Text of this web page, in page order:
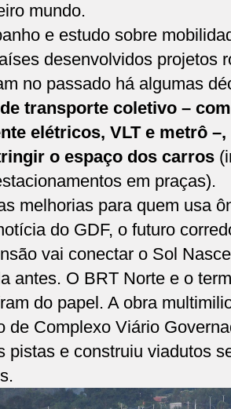
mundo.
e estudo sobre
desenvolvidos projetos
no passado há algumas
transporte coletivo –
elétricos, VLT e metrô
o espaço dos carros
em praças).
melhorias para quem usa
do GDF, o futuro
vai conectar o Sol
antes. O BRT Norte e o
do papel. A obra
de Complexo Viário
pistas e construiu viadutos